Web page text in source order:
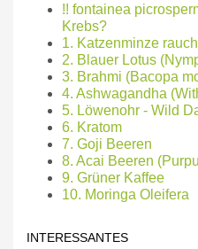
!! fontainea
Krebs?
1. Katzenminze
2. Blauer Lotus
3. Brahmi (Bacopa
4. Ashwagandha
5. Löwenohr - Wild
6. Kratom
7. Goji Beeren
8. Acai Beeren
9. Grüner Kaffee
10. Moringa Oleifera
INTERESSANTES